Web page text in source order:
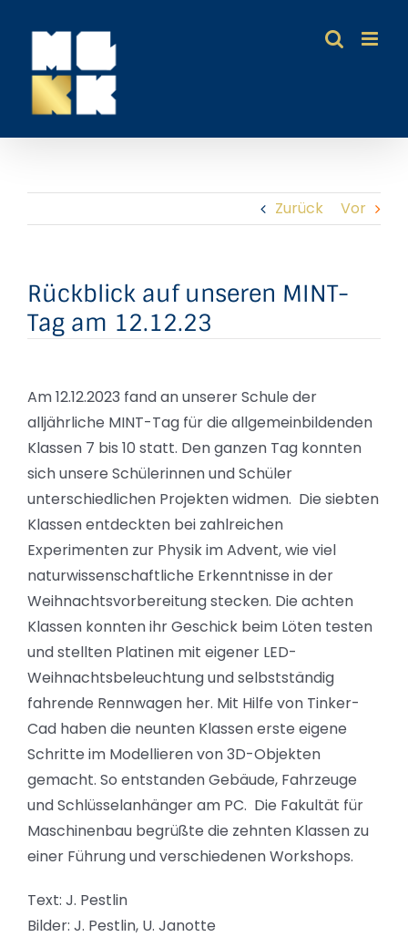
Inhalt
springen
Zurück Vor
Rückblick auf unseren MINT-
Tag am 12.12.23
Am 12.12.2023 fand an unserer Schule der
alljährliche MINT-Tag für die allgemeinbildenden
Klassen 7 bis 10 statt. Den ganzen Tag konnten
sich unsere Schülerinnen und Schüler
unterschiedlichen Projekten widmen. Die siebten
Klassen entdeckten bei zahlreichen
Experimenten zur Physik im Advent, wie viel
naturwissenschaftliche Erkenntnisse in der
Weihnachtsvorbereitung stecken. Die achten
Klassen konnten ihr Geschick beim Löten testen
und stellten Platinen mit eigener LED-
Weihnachtsbeleuchtung und selbstständig
fahrende Rennwagen her. Mit Hilfe von Tinker-
Cad haben die neunten Klassen erste eigene
Schritte im Modellieren von 3D-Objekten
gemacht. So entstanden Gebäude, Fahrzeuge
und Schlüsselanhänger am PC. Die Fakultät für
Maschinenbau begrüßte die zehnten Klassen zu
einer Führung und verschiedenen Workshops.
Text: J. Pestlin
Bilder: J. Pestlin, U. Janotte